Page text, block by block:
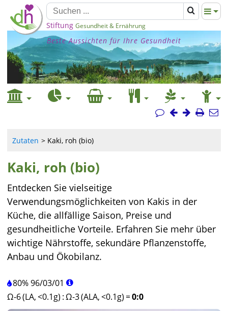
Stiftung Gesundheit & Ernährung
Beste Aussichten für Ihre Gesundheit
Zutaten Kaki, roh (bio)
Kaki, roh (bio)
Entdecken Sie vielseitige
Verwendungsmöglichkeiten von Kakis in der
Küche, die allfällige Saison, Preise und
gesundheitliche Vorteile. Erfahren Sie mehr über
wichtige Nährstoffe, sekundäre Pflanzenstoffe,
Anbau und Ökobilanz.
80%96/03/01
Ω-6 (LA, <0.1g) :Ω-3 (ALA, <0.1g) =0:0